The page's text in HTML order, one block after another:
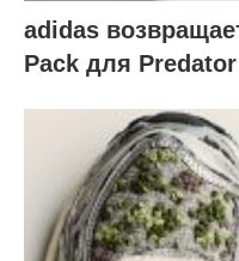
adidas
Pack для